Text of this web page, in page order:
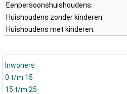
Eenpersoonshuishoudens:
Huishoudens zonder kinderen:
Huishoudens met kinderen:
Inwoners
0 t/m 15
15 t/m 25